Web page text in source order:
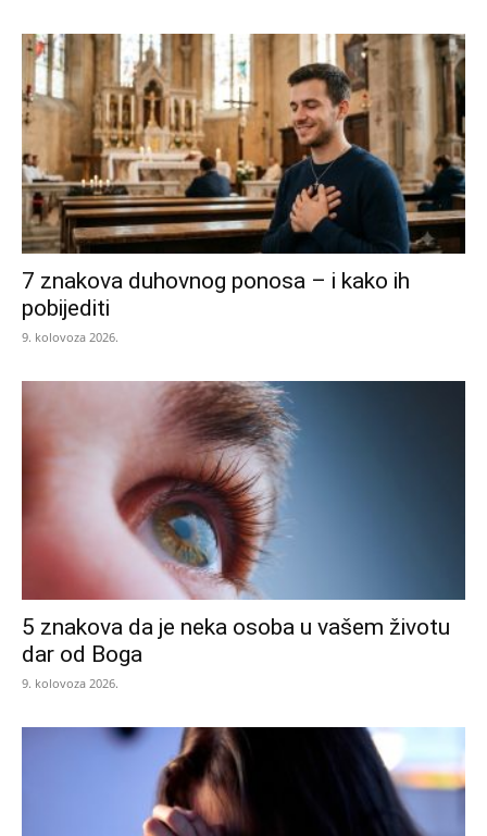
7 znakova duhovnog ponosa – i kako ih
pobijediti
9. kolovoza 2026.
5 znakova da je neka osoba u vašem životu
dar od Boga
9. kolovoza 2026.